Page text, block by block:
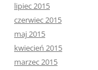
lipiec 2015
czerwiec 2015
maj 2015
kwiecień 2015
marzec 2015